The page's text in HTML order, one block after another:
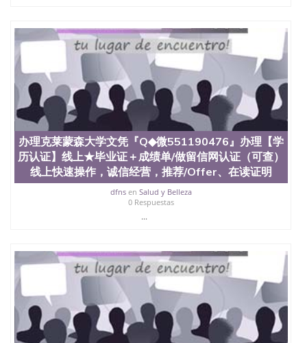
University）圣何塞州立大学文凭（San Jose State
University）文凭圣何塞州立大学文凭（San Jose
State University）圣何塞州立大学学历（ San Jose
State University）圣何塞州立大学学历（San Jose
State University）圣何塞州立大学学历（San Jose
State University）圣 塞州立大学学历（San Jose
State University）圣何塞州立大学（San Jose State
University）圣何塞州立大学（San Jose State
University）圣何塞州立大学（San Jose State
University）圣何塞州立大学（San Jose State
University）圣何塞州立大学学位证（San Jose State
University）圣何塞州立大学学位证（San Jose State
University）圣何塞州立大学学位证（San Jose State
University）圣何塞州立大学（San Jose State
University）圣何塞州立大学（San Jose State
University）圣何塞州立大学（San Jose State
University）圣何塞州立大学学位证（San Jose State
University）圣何塞州立大学学位证（San Jose State
University）圣何塞州立大学结业证（San Jose State
University）圣何塞州立大学结业证（San Jose State
University）圣何塞州立大学结业证（San Jose State
University）圣何塞州立大学学位证（San Jose State
University）圣何塞州立大学学位证（San Jose State
University）圣何塞州立大学学历证书（San Jose
办理克莱蒙森大学文凭『Q◆微551190476』办理【学
历认证】线上★毕业证＋成绩单/做留信网认证（可查）
线上快速操作，诚信经营，推荐/Offer、在读证明
dfnsen Salud y Belleza
0 Respuestas
...